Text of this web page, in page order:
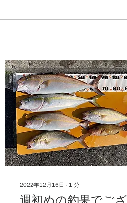
2022年12月16日 ∙ 1 分
週初めの釣果でござ